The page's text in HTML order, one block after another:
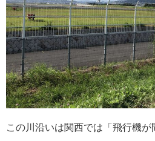
この川沿いは関西では「飛行機